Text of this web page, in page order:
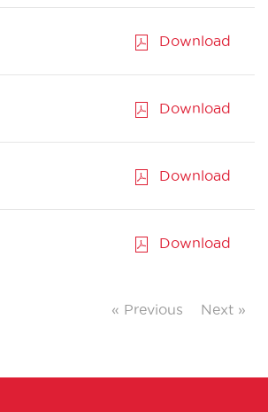
Download
Download
Download
Download
« Previous Next »